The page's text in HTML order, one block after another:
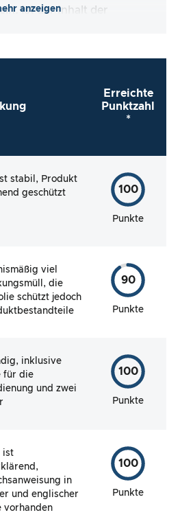
Ist der Inhalt der
anzeigen
Erreichte
Punktzahl
*
stabil, Produkt
geschützt
100
Punkte
viel
die
schützt jedoch
90
Punkte
inklusive
für die
und zwei
100
Punkte
ist
in
und englischer
vorhanden
100
Punkte